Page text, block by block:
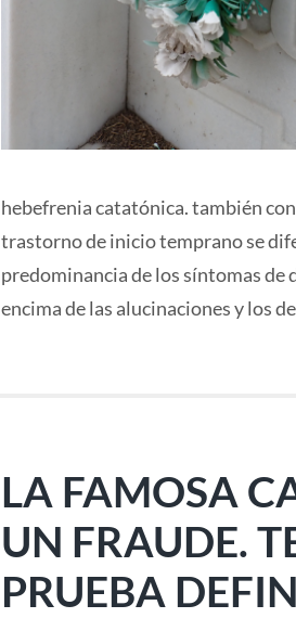
hebefrenia catatónica. también
trastorno de inicio temprano se
predominancia de los síntomas de
encima de las alucinaciones y los
LA FAMOSA
UN FRAUDE.
PRUEBA